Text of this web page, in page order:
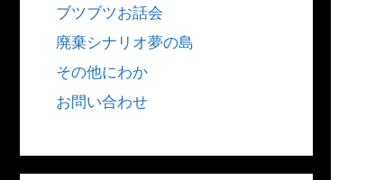
ブツブツお話会
廃棄シナリオ夢の島
その他にわか
お問い合わせ